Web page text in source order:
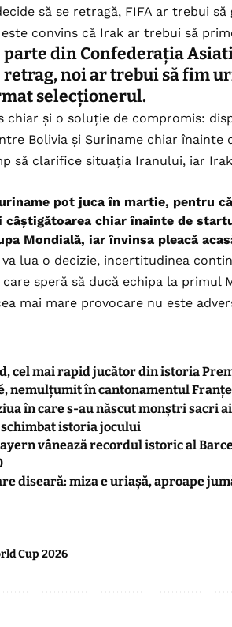
să se retragă, FIFA ar trebui
convins că Irak ar trebui să
parte din Confederația
retrag, noi ar trebui să fim
selecționerul.
chiar și o soluție de compromis:
Bolivia și Suriname chiar înainte
să clarifice situația Iranului, iar
pot juca în martie, pentru
câștigătoarea chiar înainte de
Mondială, iar învinsa pleacă
va lua o decizie, incertitudinea
speră să ducă echipa la primul
mai mare provocare nu este
cel mai rapid jucător din istoria
nemulțumit în cantonamentul
în care s-au născut monștri sacri
schimbat istoria jocului
vânează recordul istoric al
diseară: miza e uriașă, aproape
Cup 2026